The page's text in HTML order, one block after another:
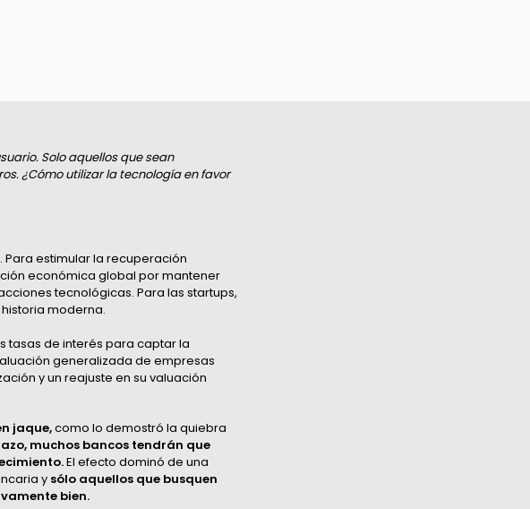
Solo aquellos que sean
¿Cómo utilizar la tecnología en favor
estimular la recuperación
económica global por mantener
tecnológicas. Para las startups,
moderna.
tasas de interés para captar la
generalizada de empresas
y un reajuste en su valuación
jaque,como lo demostró la quiebra
muchos bancos tendrán que
El efecto dominó de una
y sólo aquellos que busquen
bien.